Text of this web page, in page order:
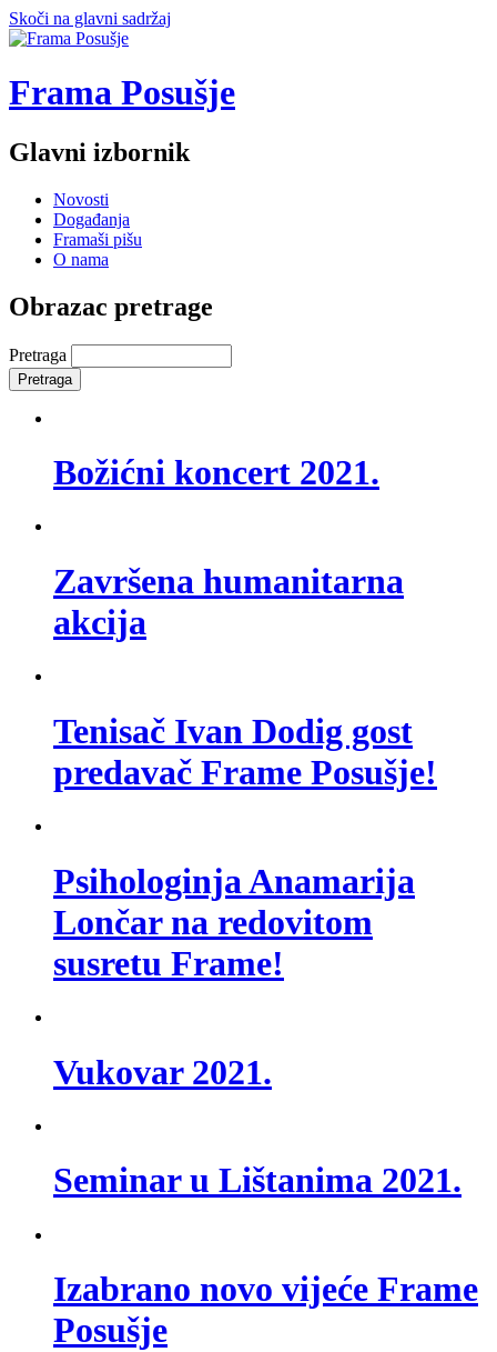
Skoči na glavni sadržaj
Frama Posušje
Glavni izbornik
Novosti
Događanja
Framaši pišu
O nama
Obrazac pretrage
Pretraga
Božićni koncert 2021.
Završena humanitarna
akcija
Tenisač Ivan Dodig gost
predavač Frame Posušje!
Psihologinja Anamarija
Lončar na redovitom
susretu Frame!
Vukovar 2021.
Seminar u Lištanima 2021.
Izabrano novo vijeće Frame
Posušje